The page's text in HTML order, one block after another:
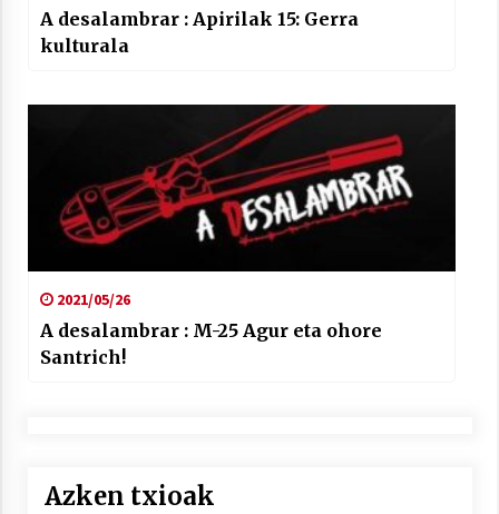
A desalambrar : Apirilak 15: Gerra
kulturala
2021/05/26
A desalambrar : M-25 Agur eta ohore
Santrich!
Azken txioak